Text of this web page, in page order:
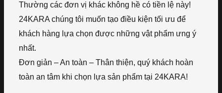
Thường các đơn vị khác không hề có tiền lệ này!
24KARA chúng tôi muốn tạo điều kiện tối ưu để
khách hàng lựa chọn được những vật phẩm ưng ý
nhất.
Đơn giản – An toàn – Thân thiện, quý khách hoàn
toàn an tâm khi chọn lựa sản phẩm tại 24KARA!